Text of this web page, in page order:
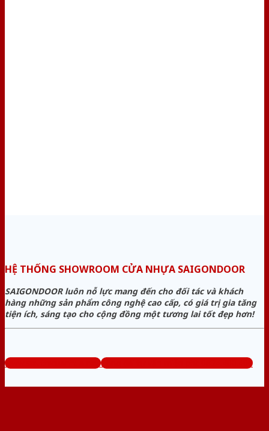
HỆ THỐNG SHOWROOM CỬA NHỰA SAIGONDOOR
SAIGONDOOR luôn nỗ lực mang đến cho đối tác và khách
hàng những sản phẩm công nghệ cao cấp, có giá trị gia tăng
tiện ích, sáng tạo cho cộng đồng một tương lai tốt đẹp hơn!
www.sieuthicuanhua.net Tổng đài tư vấn miễn phí: 0824.400.400